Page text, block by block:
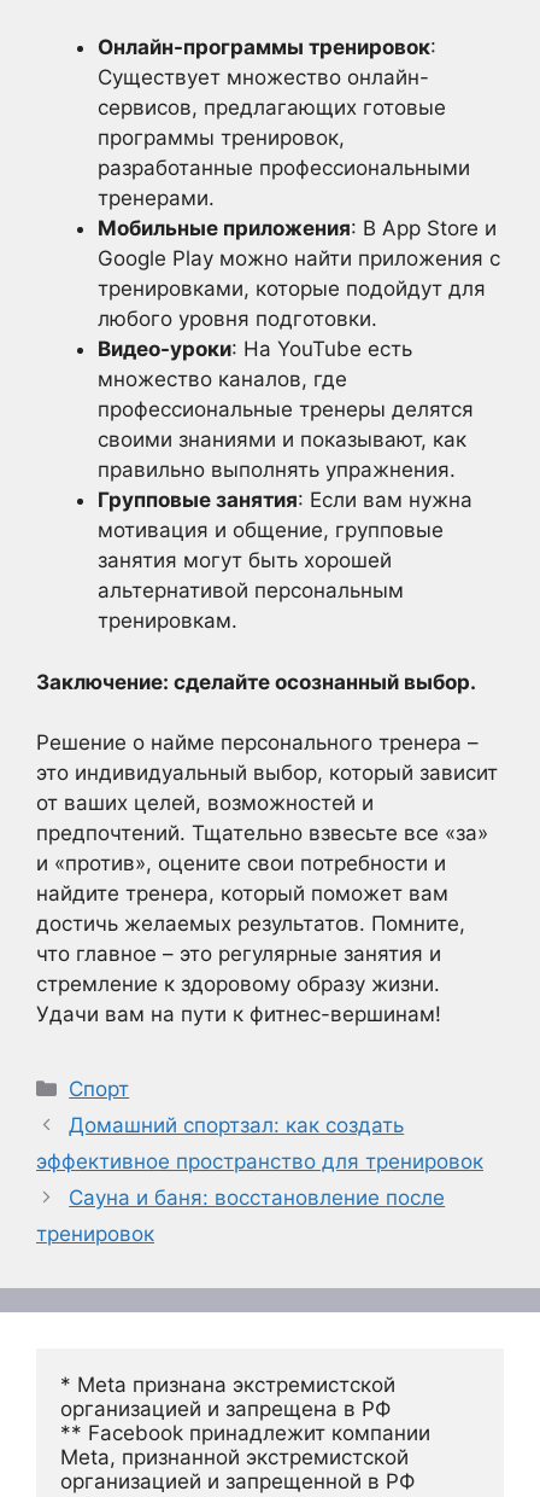
Онлайн-программы тренировок:
Существует множество онлайн-
сервисов, предлагающих готовые
программы тренировок,
разработанные профессиональными
тренерами.
Мобильные приложения: В App Store и
Google Play можно найти приложения с
тренировками, которые подойдут для
любого уровня подготовки.
Видео-уроки: На YouTube есть
множество каналов, где
профессиональные тренеры делятся
своими знаниями и показывают, как
правильно выполнять упражнения.
Групповые занятия: Если вам нужна
мотивация и общение, групповые
занятия могут быть хорошей
альтернативой персональным
тренировкам.
Заключение: сделайте осознанный выбор.
Решение о найме персонального тренера –
это индивидуальный выбор, который зависит
от ваших целей, возможностей и
предпочтений. Тщательно взвесьте все «за»
и «против», оцените свои потребности и
найдите тренера, который поможет вам
достичь желаемых результатов. Помните,
что главное – это регулярные занятия и
стремление к здоровому образу жизни.
Удачи вам на пути к фитнес-вершинам!
Рубрики
Спорт
Домашний спортзал: как создать
эффективное пространство для тренировок
Сауна и баня: восстановление после
тренировок
* Meta признана экстремистской
организацией и запрещена в РФ
** Facebook принадлежит компании
Meta, признанной экстремистской
организацией и запрещенной в РФ